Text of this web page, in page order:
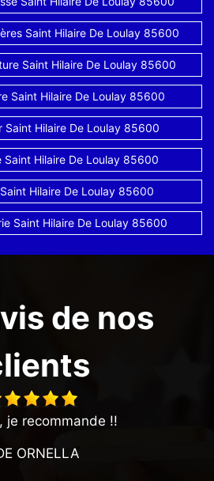
Saint Hilaire De Loulay 85600
Saint Hilaire De Loulay 85600
Saint Hilaire De Loulay 85600
Saint Hilaire De Loulay 85600
Saint Hilaire De Loulay 85600
Hilaire De Loulay 85600
Saint Hilaire De Loulay 85600
de nos
je recommande !!
ORNELLA